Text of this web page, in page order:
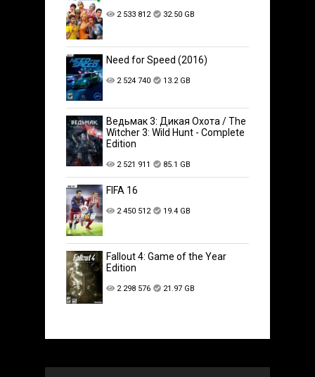
2 533 812 32.50 GB
Need for Speed (2016)
2 524 740 13.2 GB
Ведьмак 3: Дикая Охота / The
Witcher 3: Wild Hunt - Complete
Edition
2 521 911 85.1 GB
FIFA 16
2 450 512 19.4 GB
Fallout 4: Game of the Year
Edition
2 298 576 21.97 GB